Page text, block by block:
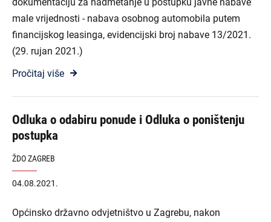
male vrijednosti - nabava osobnog automobila putem
financijskog leasinga, evidencijski broj nabave 13/2021.
(29. rujan 2021.)
Pročitaj više
Odluka o odabiru ponude i Odluka o poništenju
postupka
ŽDO ZAGREB
04.08.2021.
Općinsko državno odvjetništvo u Zagrebu, nakon